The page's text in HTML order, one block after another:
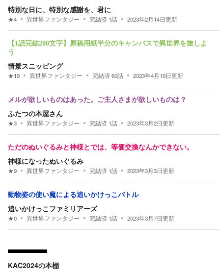
特別な日に、特別な感謝を、君に
★4 異世界ファンタジー 完結済 1話 2023年2月14日更新
【1話完結200文字】原稿用紙半分のキャンバスで異世界を旅しよ
う
情景スニッピング
★19 異世界ファンタジー 完結済60話 2023年4月19日更新
メルが欲しいものはあった。ご主人さまが欲しいものは？
ふたつの本屋さん
★3 異世界ファンタジー 完結済 1話 2023年3月2日更新
ただのぬいぐるみと神様とでは、等価交換なんかできない。
神様になったぬいぐるみ
★9 異世界ファンタジー 完結済 1話 2023年3月3日更新
動物姿の使い魔による追いかけっこバトル
追いかけっこファミリアーズ
★0 異世界ファンタジー 完結済 1話 2023年3月7日更新
KAC2024の本棚